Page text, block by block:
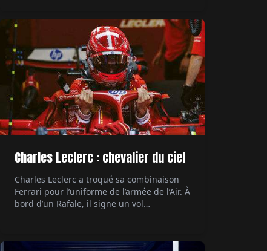
la scène musicale actuelle, devient son
ambassadeur. Un mariage naturel entre
style et authenticité. Par Hubert de la
Batte.
Charles Leclerc : chevalier du ciel
Charles Leclerc a troqué sa combinaison
Ferrari pour l’uniforme de l’armée de l’Air. À
bord d’un Rafale, il signe un vol